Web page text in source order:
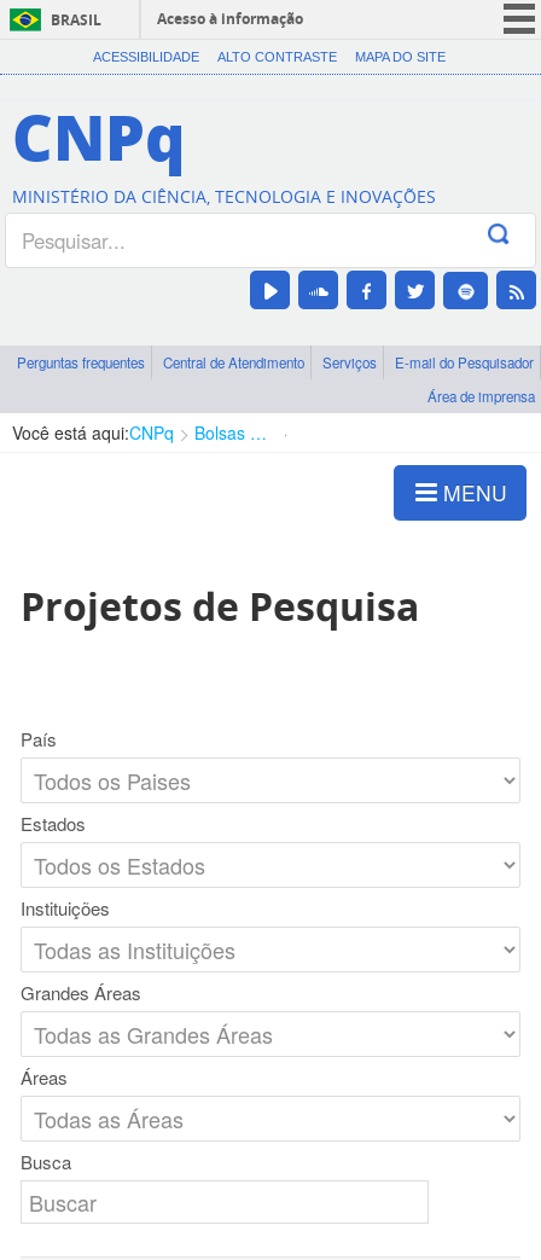
BRASIL
Acesso à informação
CORONAVÍRUS (COVID-19)
Canais
ACESSIBILIDADE ALTO CONTRASTE MAPA DO SITE
CNPq
MINISTÉRIO DA CIÊNCIA, TECNOLOGIA E INOVAÇÕES
Perguntas frequentes Central de Atendimento Serviços
E-mail do Pesquisador
Área de imprensa
Você está aqui:CNPq Bolsas e Auxílios Vigentes
MENU
Projetos de Pesquisa
País
Estados
Instituições
Grandes Áreas
Áreas
Busca